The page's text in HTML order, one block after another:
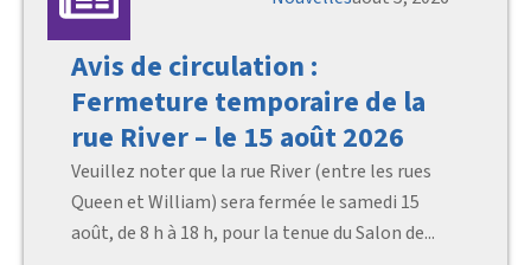
Avis de circulation :
Fermeture temporaire de la
rue River – le 15 août 2026
Veuillez noter que la rue River (entre les rues
Queen et William) sera fermée le samedi 15
août, de 8 h à 18 h, pour la tenue du Salon de...